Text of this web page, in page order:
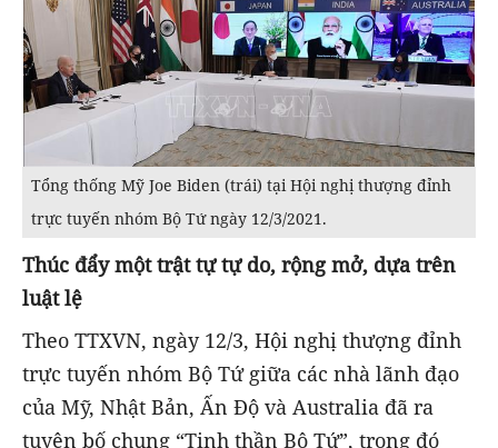
Tổng thống Mỹ Joe Biden (trái) tại Hội nghị thượng đỉnh
trực tuyến nhóm Bộ Tứ ngày 12/3/2021.
Thúc đẩy một trật tự tự do, rộng mở, dựa trên
luật lệ
Theo TTXVN, ngày 12/3, Hội nghị thượng đỉnh
trực tuyến nhóm Bộ Tứ giữa các nhà lãnh đạo
của Mỹ, Nhật Bản, Ấn Độ và Australia đã ra
tuyên bố chung “Tinh thần Bộ Tứ”, trong đó